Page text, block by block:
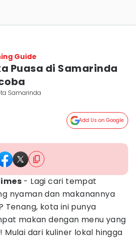
Guide
Puasa di Samarinda
Samarinda
Add Us on Google
- Lagi cari tempat
nyaman dan makanannya
Tenang, kota ini punya
makan dengan menu yang
Mulai dari kuliner lokal hingga